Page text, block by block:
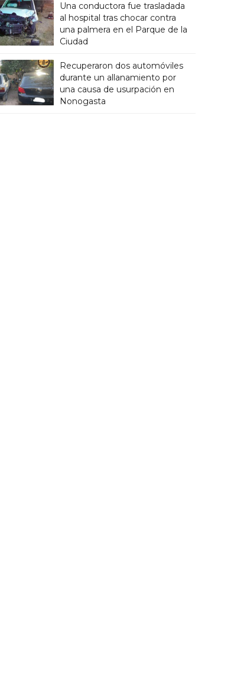
Una conductora fue trasladada
al hospital tras chocar contra
una palmera en el Parque de la
Ciudad
Recuperaron dos automóviles
durante un allanamiento por
una causa de usurpación en
Nonogasta